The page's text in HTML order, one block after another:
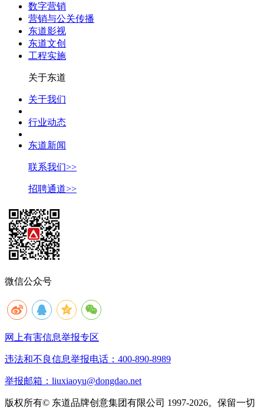
数字营销
营销与公关传播
东道影视
东道文创
工程实施
关于东道
关于我们
行业动态
东道新闻
联系我们>>
招聘通道>>
微信公众号
网上有害信息举报专区
违法和不良信息举报电话：400-890-8989
举报邮箱：liuxiaoyu@dongdao.net
版权所有© 东道品牌创意集团有限公司 1997-2026。保留一切